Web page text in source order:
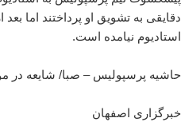
دقایقی به تشویق او پرداختند اما
استادیوم نیامده است.
حاشیه پرسپولیس – صبا/ شایعه در
خبرگزاری اصفهان